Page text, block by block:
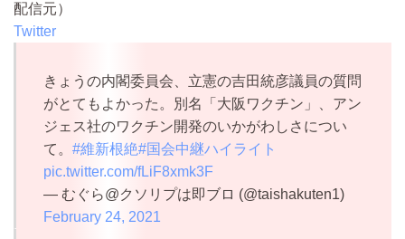
配信元）
Twitter
きょうの内閣委員会、立憲の吉田統彦議員の質問
がとてもよかった。別名「大阪ワクチン」、アン
ジェス社のワクチン開発のいかがわしさについ
て。 #維新根絶#国会中継ハイライト
pic.twitter.com/fLiF8xmk3F
— むぐら@クソリプは即ブロ (@taishakuten1)
February 24, 2021